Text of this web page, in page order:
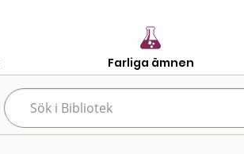
Farliga ämnen